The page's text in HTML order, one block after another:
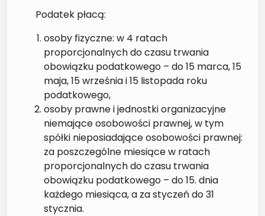
Podatek płacą:
osoby fizyczne: w 4 ratach
proporcjonalnych do czasu trwania
obowiązku podatkowego – do 15 marca, 15
maja, 15 września i 15 listopada roku
podatkowego,
osoby prawne i jednostki organizacyjne
niemające osobowości prawnej, w tym
spółki nieposiadające osobowości prawnej:
za poszczególne miesiące w ratach
proporcjonalnych do czasu trwania
obowiązku podatkowego – do 15. dnia
każdego miesiąca, a za styczeń do 31
stycznia.